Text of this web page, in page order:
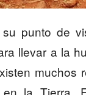
punto de
llevar a la
muchos
en la Tierra.